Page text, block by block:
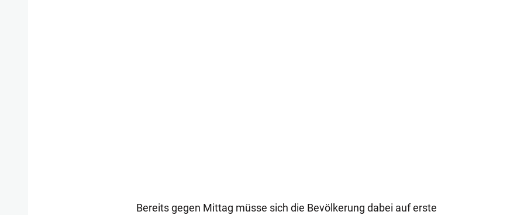
Bereits gegen Mittag müsse sich die Bevölkerung dabei auf erste